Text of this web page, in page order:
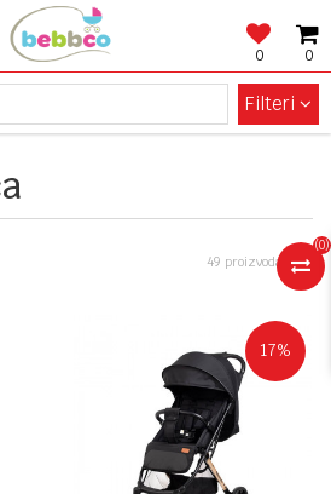
0
0
PLAĆANJE!
(0)
Filteri
49 proizvoda
17%